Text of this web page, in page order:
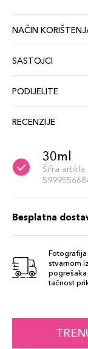
NAČIN
SASTOJCI
PODIJELITE
RECENZIJE
30ml
Šifra artikla
Besplatna
stvarnom
tačnost